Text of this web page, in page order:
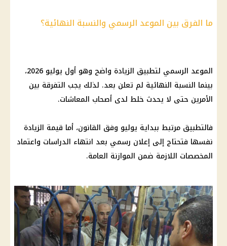
ما الفرق بين الموعد الرسمي والنسبة النهائية؟
الموعد الرسمي لتطبيق الزيادة واضح وهو أول يوليو 2026،
بينما النسبة النهائية لم تعلن بعد. لذلك يجب التفرقة بين
الأمرين حتى لا يحدث خلط لدى أصحاب المعاشات.
فالتطبيق مرتبط ببداية يوليو وفق القانون، أما قيمة الزيادة
نفسها فتحتاج إلى إعلان رسمي بعد انتهاء الدراسات واعتماد
المخصصات اللازمة ضمن الموازنة العامة.